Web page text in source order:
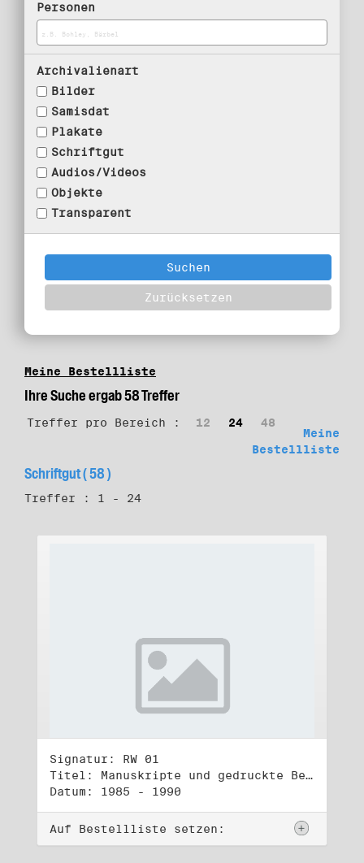
Personen
Archivalienart
Bilder
Samisdat
Plakate
Schriftgut
Audios/Videos
Objekte
Transparent
Meine Bestellliste
Ihre Suche ergab 58 Treffer
Treffer pro Bereich : 12 24
48
Meine
Bestellliste
Schriftgut ( 58 )
Treffer : 1 - 24
Signatur: RW 01
Titel: Manuskripte und gedruckte Belege (1)
Datum: 1985 - 1990
Auf Bestellliste setzen: